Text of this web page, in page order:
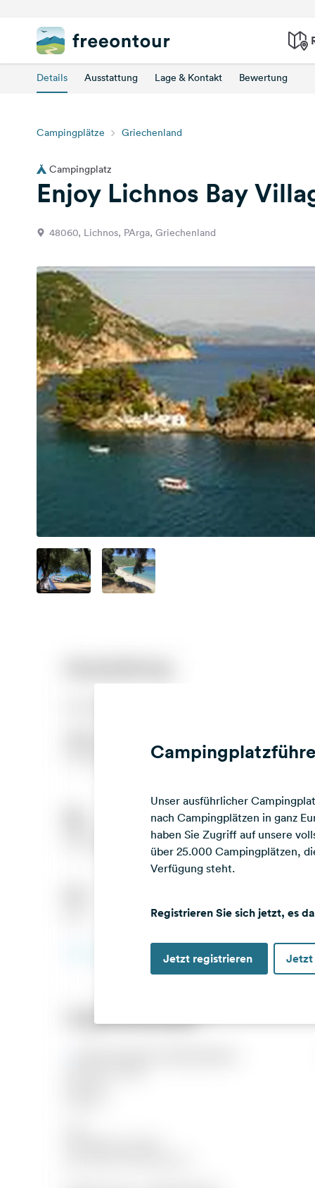
Details Ausstattung Lage & Kontakt Bewertung
Campingplätze Griechenland
Campingplatz
Enjoy Lichnos Bay
48060, Lichnos, PArga, Griechenland
Unser ausführlicher
nach Campingplätzen in ganz
haben Sie Zugriff auf unsere
über 25.000 Campingplätzen,
Verfügung steht.
Registrieren Sie sich jetzt, es
Jetzt registrieren Jetzt